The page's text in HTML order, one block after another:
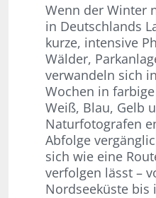
Wenn der Winter
in Deutschlands
kurze, intensive
Wälder,
verwandeln sich
Wochen in
Weiß, Blau, Gelb
Naturfotografen
Abfolge
sich wie eine
verfolgen lässt –
Nordseeküste bis